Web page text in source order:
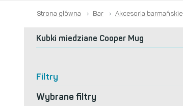
Strona główna › Bar › Akcesoria barmańskie
Kubki miedziane Cooper Mug
Filtry
Wybrane filtry